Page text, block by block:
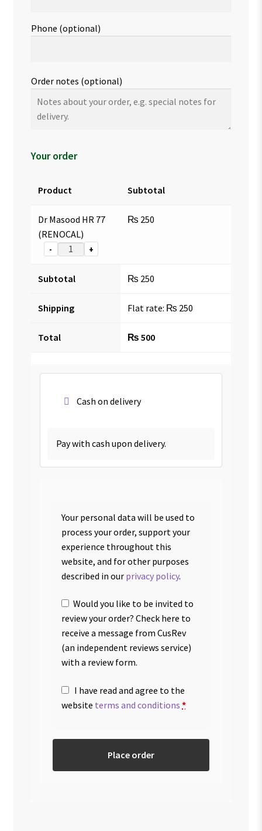
Phone (optional)
Order notes (optional)
Your order
Product Subtotal
Dr Masood HR 77
(RENOCAL)
- +
₨ 250
Subtotal ₨ 250
Shipping Flat rate: ₨ 250
Total ₨ 500
Cash on delivery
Pay with cash upon delivery.
Your personal data will be used to
process your order, support your
experience throughout this
website, and for other purposes
described in our privacy policy.
Would you like to be invited to
review your order? Check here to
receive a message from CusRev
(an independent reviews service)
with a review form.
I have read and agree to the
website terms and conditions *
Place order